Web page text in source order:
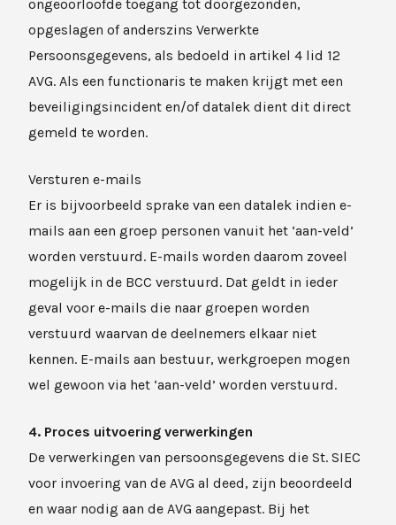
ongeoorloofde toegang tot doorgezonden,
opgeslagen of anderszins Verwerkte
Persoonsgegevens, als bedoeld in artikel 4 lid 12
AVG. Als een functionaris te maken krijgt met een
beveiligingsincident en/of datalek dient dit direct
gemeld te worden.
Versturen e-mails
Er is bijvoorbeeld sprake van een datalek indien e-
mails aan een groep personen vanuit het ‘aan-veld’
worden verstuurd. E-mails worden daarom zoveel
mogelijk in de BCC verstuurd. Dat geldt in ieder
geval voor e-mails die naar groepen worden
verstuurd waarvan de deelnemers elkaar niet
kennen. E-mails aan bestuur, werkgroepen mogen
wel gewoon via het ‘aan-veld’ worden verstuurd.
4. Proces uitvoering verwerkingen
De verwerkingen van persoonsgegevens die St. SIEC
voor invoering van de AVG al deed, zijn beoordeeld
en waar nodig aan de AVG aangepast. Bij het